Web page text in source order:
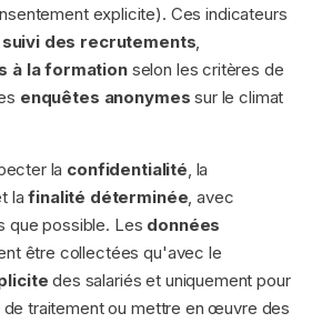
explicite). Ces indicateurs
suivi des recrutements
à la formationselon les critères de
enquêtes anonymes sur le climat
la confidentialité , la
lafinalité déterminée , avec
que possible. Les données
être collectées qu'avec le
des salariés et uniquement pour
traitement ou mettre en œuvre des